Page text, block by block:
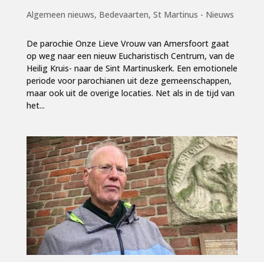
Algemeen nieuws, Bedevaarten, St Martinus - Nieuws
De parochie Onze Lieve Vrouw van Amersfoort gaat
op weg naar een nieuw Eucharistisch Centrum, van de
Heilig Kruis- naar de Sint Martinuskerk. Een emotionele
periode voor parochianen uit deze gemeenschappen,
maar ook uit de overige locaties. Net als in de tijd van
het...